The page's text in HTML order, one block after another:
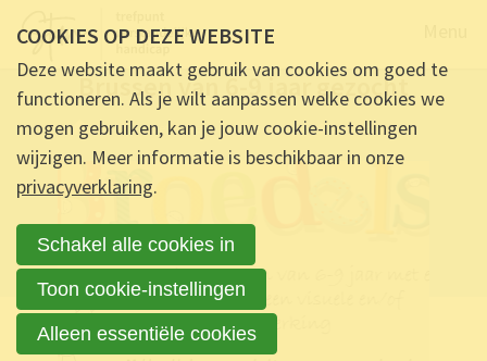
Brussen van 6-9 jaar gezocht
Ontmoet & Deel Brussen van 6-9 jaar gezocht
COOKIES OP DEZE WEBSITE
Deze website maakt gebruik van cookies om goed te
functioneren. Als je wilt aanpassen welke cookies we
mogen gebruiken, kan je jouw cookie-instellingen
wijzigen. Meer informatie is beschikbaar in onze
privacyverklaring.
Schakel alle cookies in
Toon cookie-instellingen
Alleen essentiële cookies